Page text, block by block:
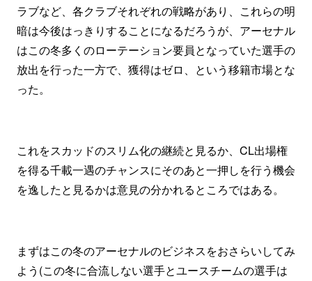
ラブなど、各クラブそれぞれの戦略があり、これらの明
暗は今後はっきりすることになるだろうが、アーセナル
はこの冬多くのローテーション要員となっていた選手の
放出を行った一方で、獲得はゼロ、という移籍市場とな
った。
これをスカッドのスリム化の継続と見るか、CL出場権
を得る千載一遇のチャンスにそのあと一押しを行う機会
を逸したと見るかは意見の分かれるところではある。
まずはこの冬のアーセナルのビジネスをおさらいしてみ
よう(この冬に合流しない選手とユースチームの選手は